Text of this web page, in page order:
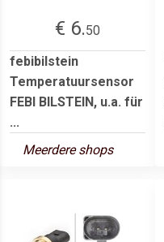
€ 6.50
febibilstein
Temperatuursensor
FEBI BILSTEIN, u.a. für
...
Meerdere shops